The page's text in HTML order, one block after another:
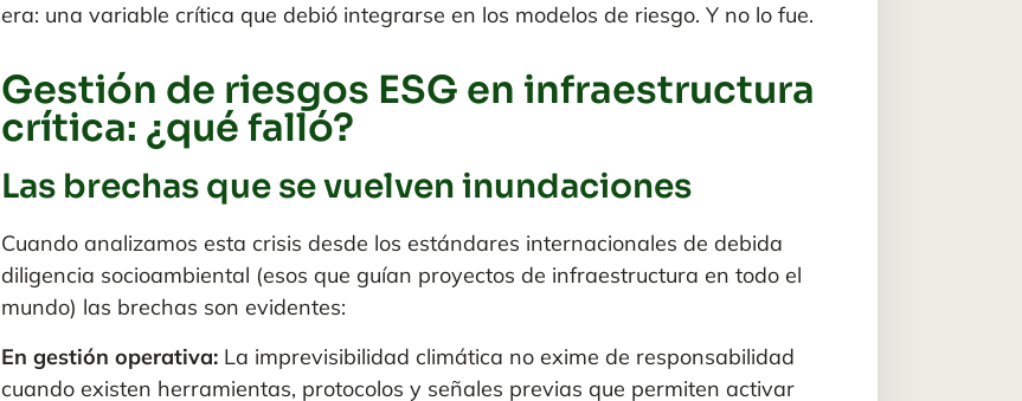
era: una variable crítica que debió integrarse en los modelos de riesgo. Y no lo fue.
Gestión de riesgos ESG en infraestructura
crítica: ¿qué falló?
Las brechas que se vuelven inundaciones
Cuando analizamos esta crisis desde los estándares internacionales de debida
diligencia socioambiental (esos que guían proyectos de infraestructura en todo el
mundo) las brechas son evidentes:
En gestión operativa: La imprevisibilidad climática no exime de responsabilidad
cuando existen herramientas, protocolos y señales previas que permiten activar